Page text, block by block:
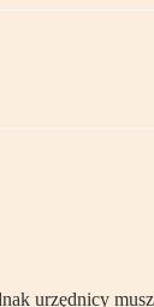
urzędnicy